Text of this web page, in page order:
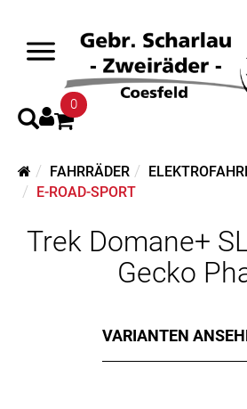
0
FAHRRÄDER
E-ROAD-SPORT
Trek Domane+
Gecko
VARIANTEN